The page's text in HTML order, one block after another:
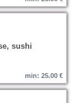
sushi
min: 25.00 €